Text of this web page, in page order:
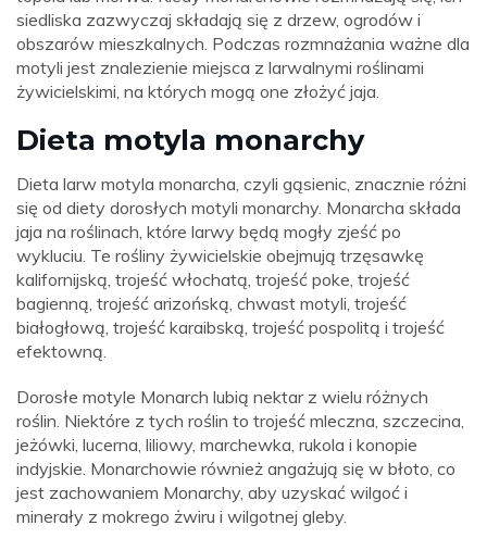
siedliska zazwyczaj składają się z drzew, ogrodów i
obszarów mieszkalnych. Podczas rozmnażania ważne dla
motyli jest znalezienie miejsca z larwalnymi roślinami
żywicielskimi, na których mogą one złożyć jaja.
Dieta motyla monarchy
Dieta larw motyla monarcha, czyli gąsienic, znacznie różni
się od diety dorosłych motyli monarchy. Monarcha składa
jaja na roślinach, które larwy będą mogły zjeść po
wykluciu. Te rośliny żywicielskie obejmują trzęsawkę
kalifornijską, trojeść włochatą, trojeść poke, trojeść
bagienną, trojeść arizońską, chwast motyli, trojeść
białogłową, trojeść karaibską, trojeść pospolitą i trojeść
efektowną.
Dorosłe motyle Monarch lubią nektar z wielu różnych
roślin. Niektóre z tych roślin to trojeść mleczna, szczecina,
jeżówki, lucerna, liliowy, marchewka, rukola i konopie
indyjskie. Monarchowie również angażują się w błoto, co
jest zachowaniem Monarchy, aby uzyskać wilgoć i
minerały z mokrego żwiru i wilgotnej gleby.